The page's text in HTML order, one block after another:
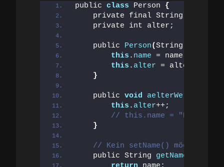
public class Person {
    private final String name;
    private int alter;
    public
Person(String name,
this . name = name;
this . alter = alter;
}
    public
void aelterWerden
this . alter++;
// this.name = "Neu";  ❌
}
// Kein setName() möglich!
    public String
getName